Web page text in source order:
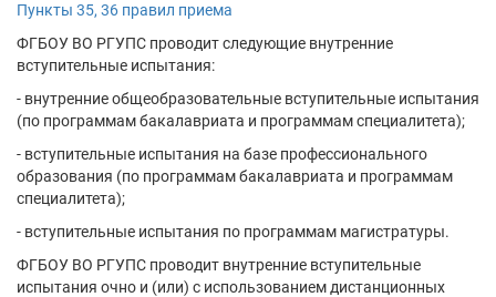
Пункты 35, 36 правил приема
ФГБОУ ВО РГУПС проводит следующие внутренние
вступительные испытания:
- внутренние общеобразовательные вступительные испытания
(по программам бакалавриата и программам специалитета);
- вступительные испытания на базе профессионального
образования (по программам бакалавриата и программам
специалитета);
- вступительные испытания по программам магистратуры.
ФГБОУ ВО РГУПС проводит внутренние вступительные
испытания очно и (или) с использованием дистанционных